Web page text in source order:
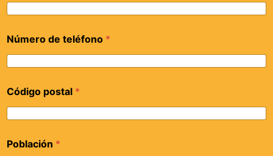
Número de teléfono *
Código postal *
Población *